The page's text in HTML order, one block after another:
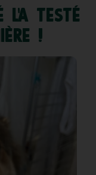
l’a testé
!